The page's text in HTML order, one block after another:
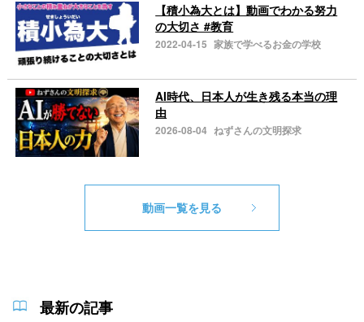
【積小為大とは】動画でわかる努力
の大切さ #教育
2022-04-15 家族で学べるお金の学校
AI時代、日本人が生き残る本当の理
由
2026-08-04 ねずさんの文明探求
動画一覧を見る
最新の記事